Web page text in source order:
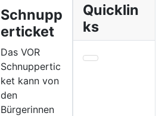
Schnupp
erticket
Das VOR
Schnuppertic
ket kann von
den
Bürgerinnen
Quicklin
ks